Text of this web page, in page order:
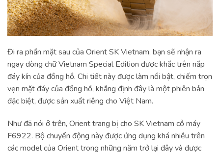
Đi ra phần mặt sau của Orient SK Vietnam, bạn sẽ nhận ra
ngay dòng chữ Vietnam Special Edition được khắc trên nắp
đáy kín của đồng hồ. Chi tiết này được làm nổi bật, chiếm trọn
vẹn mặt đáy của đồng hồ, khẳng định đây là một phiên bản
đặc biệt, được sản xuất riêng cho Việt Nam.
Như đã nói ở trên, Orient trang bị cho SK Vietnam cỗ máy
F6922. Bộ chuyển động này được ứng dụng khá nhiều trên
các model của Orient trong những năm trở lại đây và được